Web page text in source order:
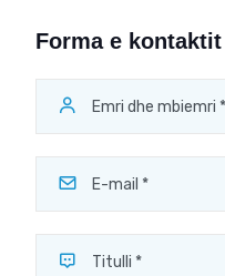
Forma e kontaktit